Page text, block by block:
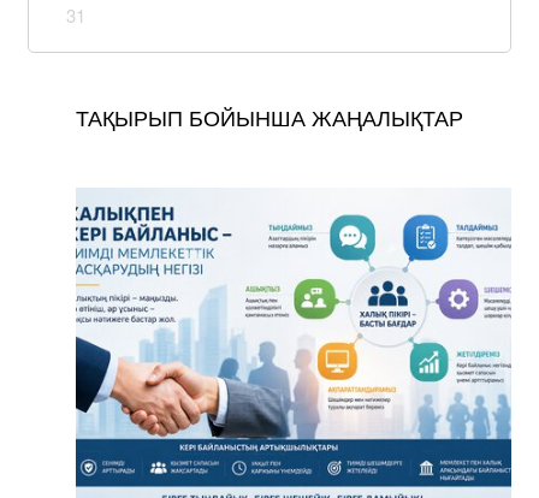
31
ТАҚЫРЫП БОЙЫНША ЖАҢАЛЫҚТАР